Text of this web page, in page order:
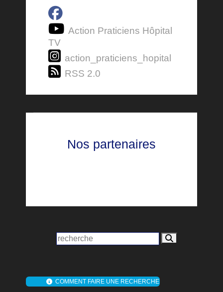
Action Praticiens Hôpital
TV
action_praticiens_hopital
RSS 2.0
Nos partenaires
COMMENT FAIRE UNE RECHERCHE